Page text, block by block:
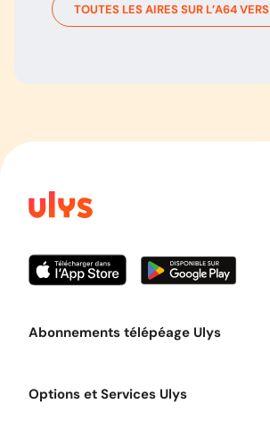
TOUTES LES AIRES SUR L’A64VERS
Abonnements télépéage Ulys
Options et Services Ulys